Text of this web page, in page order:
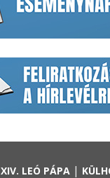
XIV. LEÓ PÁPA|